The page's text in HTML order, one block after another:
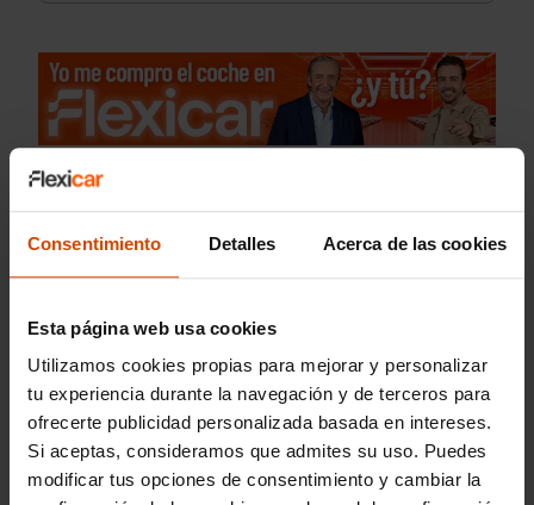
Consentimiento Detalles Acerca de las cookies
Esta página web usa cookies
Utilizamos cookies propias para mejorar y personalizar
tu experiencia durante la navegación y de terceros para
ofrecerte publicidad personalizada basada en intereses.
Si aceptas, consideramos que admites su uso. Puedes
modificar tus opciones de consentimiento y cambiar la